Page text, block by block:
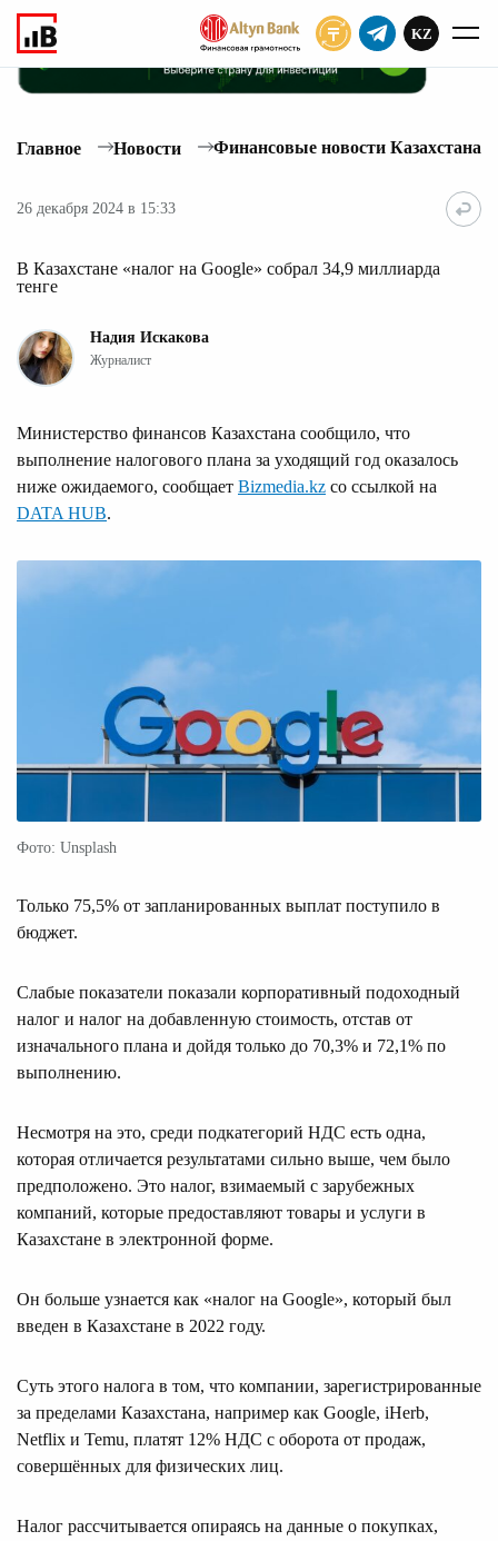
KZ
Главное Новости Финансовые новости Казахстана
26 декабря 2024 в 15:33
В Казахстане «налог на Google» собрал 34,9 миллиарда
тенге
Надия Искакова
Журналист
Министерство финансов Казахстана сообщило, что
выполнение налогового плана за уходящий год оказалось
ниже ожидаемого, сообщает Bizmedia.kz со ссылкой на
DATA HUB.
Фото: Unsplash
Только 75,5% от запланированных выплат поступило в
бюджет.
Слабые показатели показали корпоративный подоходный
налог и налог на добавленную стоимость, отстав от
изначального плана и дойдя только до 70,3% и 72,1% по
выполнению.
Несмотря на это, среди подкатегорий НДС есть одна,
которая отличается результатами сильно выше, чем было
предположено. Это налог, взимаемый с зарубежных
компаний, которые предоставляют товары и услуги в
Казахстане в электронной форме.
Он больше узнается как «налог на Google», который был
введен в Казахстане в 2022 году.
Суть этого налога в том, что компании, зарегистрированные
за пределами Казахстана, например как Google, iHerb,
Netflix и Temu, платят 12% НДС с оборота от продаж,
совершённых для физических лиц.
Налог рассчитывается опираясь на данные о покупках,